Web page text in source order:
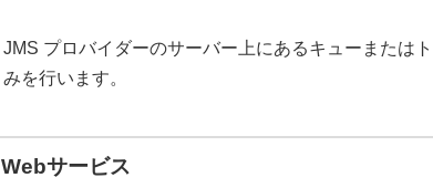
JMS プロバイダーのサーバー上にあるキューまたは
みを行います。
Webサービス